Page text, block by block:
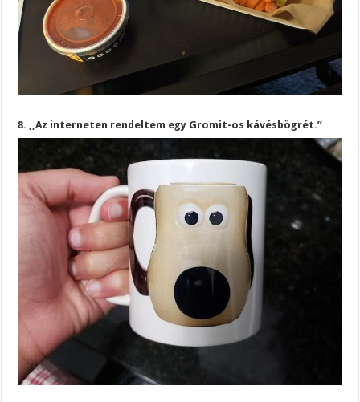
8. ,,Az interneten rendeltem egy Gromit-os kávésbögrét.”